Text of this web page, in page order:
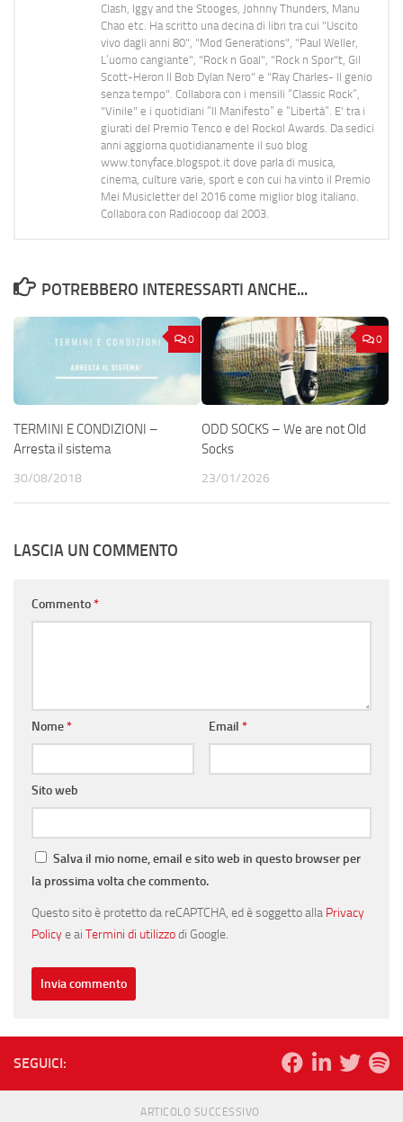
Clash, Iggy and the Stooges, Johnny Thunders, Manu
Chao etc. Ha scritto una decina di libri tra cui "Uscito
vivo dagli anni 80", "Mod Generations", "Paul Weller,
L’uomo cangiante", "Rock n Goal", "Rock n Spor"t, Gil
Scott-Heron Il Bob Dylan Nero" e "Ray Charles- Il genio
senza tempo". Collabora con i mensili “Classic Rock”,
"Vinile" e i quotidiani “Il Manifesto” e “Libertà”. E' tra i
giurati del Premio Tenco e del Rockol Awards. Da sedici
anni aggiorna quotidianamente il suo blog
www.tonyface.blogspot.it dove parla di musica,
cinema, culture varie, sport e con cui ha vinto il Premio
Mei Musicletter del 2016 come miglior blog italiano.
Collabora con Radiocoop dal 2003.
POTREBBERO INTERESSARTI ANCHE...
0
TERMINI E CONDIZIONI –
Arresta il sistema
30/08/2018
0
ODD SOCKS – We are not Old
Socks
23/01/2026
LASCIA UN COMMENTO
Commento*
Nome* Email *
Sito web
Salva il mio nome, email e sito web in questo browser per
la prossima volta che commento.
Questo sito è protetto da reCAPTCHA, ed è soggetto alla Privacy
Policye ai Termini di utilizzodi Google.
SEGUICI:
ARTICOLO SUCCESSIVO